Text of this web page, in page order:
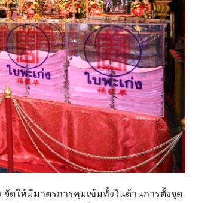
ดให้มีมาตรการคุมเข้มทั้งในด้านการตั้งจุด